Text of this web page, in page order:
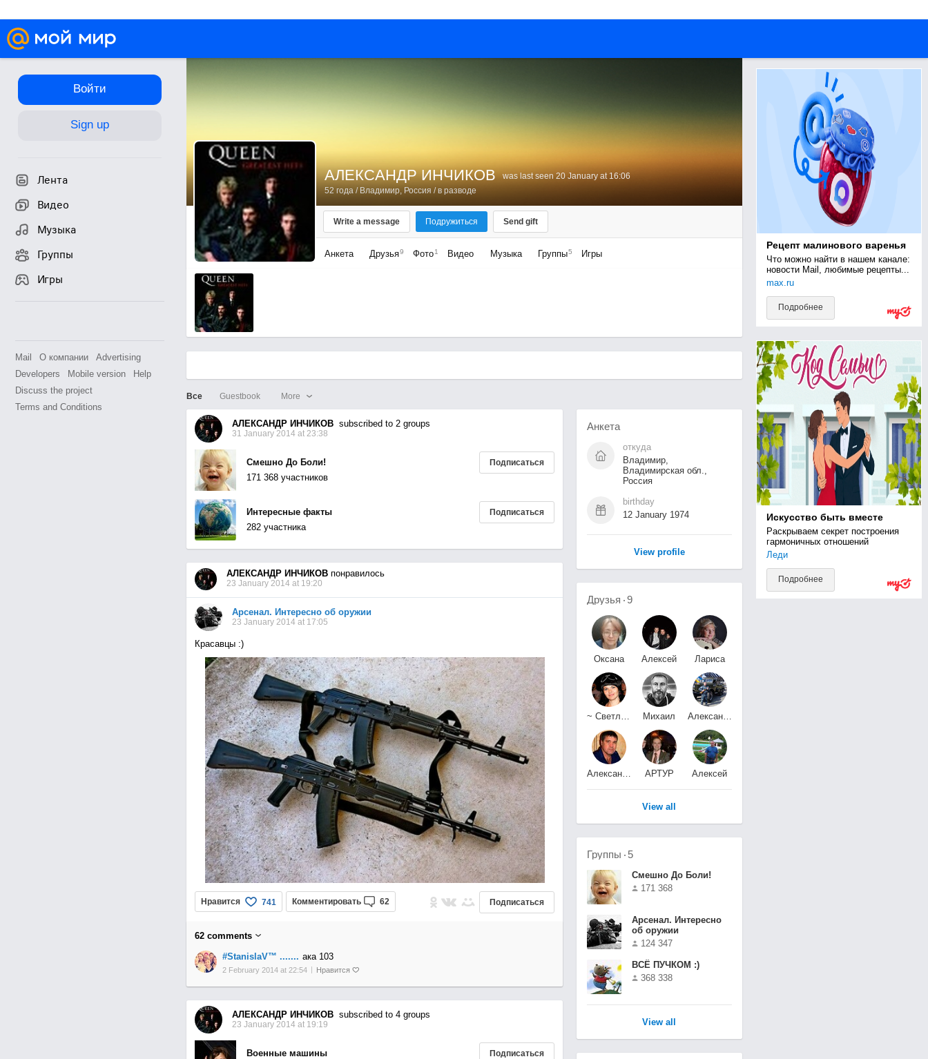
Войти
Sign up
Лента
Видео
Музыка
Группы
Игры
Mail О компании
Advertising
Developers
Mobile version
Help
Discuss the project
Terms and Conditions
АЛЕКСАНДР ИНЧИКОВ
was last seen 20 January at 16:06
52 года/ Владимир, Россия / в разводе
Write a message Подружиться Send gift
Анкета Друзья9 Фото 1 Видео Музыка Группы5 Игры
Все Guestbook More
АЛЕКСАНДР ИНЧИКОВsubscribed to 2 groups
31 January 2014 at 23:38
Смешно До Боли!
171 368 участников
Подписаться
Интересные факты
282 участника
Подписаться
АЛЕКСАНДР ИНЧИКОВпонравилось
23 January 2014 at 19:20
Арсенал. Интересно об оружии
23 January 2014 at 17:05
Красавцы :)
Подписаться
Нравится 741 Комментировать 62
62comments
#StanislaV™ ....... ака 103
2 February 2014 at 22:54 Нравится
АЛЕКСАНДР ИНЧИКОВsubscribed to 4 groups
23 January 2014 at 19:19
Военные машины
Подписаться
Анкета
откуда
Владимир,
Владимирская обл.,
Россия
birthday
12 January 1974
View profile
Рецепт малинового варенья
Что можно найти в нашем канале:
новости Mail, любимые рецепты...
max.ru
Подробнее
Искусство быть вместе
Раскрываем секрет построения
гармоничных отношений
Леди
Подробнее
Друзья 9
Оксана
Алексей
Лариса
~ Светлана
Mихаил
Александр
Александр
АРТУР
Алексей
View all
Группы 5
Смешно До Боли!
171 368
Арсенал. Интересно
об оружии
124 347
ВСЁ ПУЧКОМ :)
368 338
View all